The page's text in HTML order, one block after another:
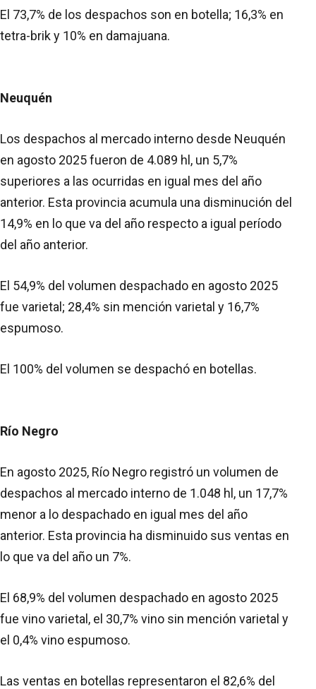
El 73,7% de los despachos son en botella; 16,3% en
tetra-brik y 10% en damajuana.
Neuquén
Los despachos al mercado interno desde Neuquén
en agosto 2025 fueron de 4.089 hl, un 5,7%
superiores a las ocurridas en igual mes del año
anterior. Esta provincia acumula una disminución del
14,9% en lo que va del año respecto a igual período
del año anterior.
El 54,9% del volumen despachado en agosto 2025
fue varietal; 28,4% sin mención varietal y 16,7%
espumoso.
El 100% del volumen se despachó en botellas.
Río Negro
En agosto 2025, Río Negro registró un volumen de
despachos al mercado interno de 1.048 hl, un 17,7%
menor a lo despachado en igual mes del año
anterior. Esta provincia ha disminuido sus ventas en
lo que va del año un 7%.
El 68,9% del volumen despachado en agosto 2025
fue vino varietal, el 30,7% vino sin mención varietal y
el 0,4% vino espumoso.
Las ventas en botellas representaron el 82,6% del